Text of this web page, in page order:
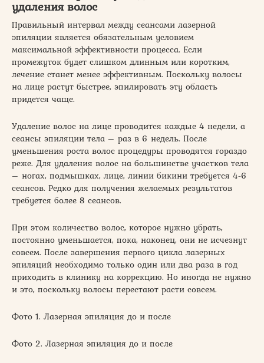
удаления волос
Правильный интервал между сеансами лазерной
эпиляции является обязательным условием
максимальной эффективности процесса. Если
промежуток будет слишком длинным или коротким,
лечение станет менее эффективным. Поскольку волосы
на лице растут быстрее, эпилировать эту область
придется чаще.
Удаление волос на лице проводится каждые 4 недели, а
сеансы эпиляции тела – раз в 6 недель. После
уменьшения роста волос процедуры проводятся гораздо
реже. Для удаления волос на большинстве участков тела
– ногах, подмышках, лице, линии бикини требуется 4-6
сеансов. Редко для получения желаемых результатов
требуется более 8 сеансов.
При этом количество волос, которое нужно убрать,
постоянно уменьшается, пока, наконец, они не исчезнут
совсем. После завершения первого цикла лазерных
эпиляций необходимо только один или два раза в год
приходить в клинику на коррекцию. Но иногда не нужно
и это, поскольку волосы перестают расти совсем.
Фото 1. Лазерная эпиляция до и после
Фото 2. Лазерная эпиляция до и после